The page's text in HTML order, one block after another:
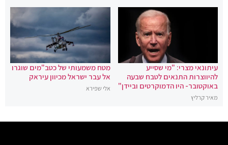
עיתונאי מצרי: "מי שסייע
להיווצרות התנאים לטבח שבעה
באוקטובר- היו הדמוקרטים וביידן"
מאיר קרליץ
מטח משמעותי של כטב"מים שוגרו
אל עבר ישראל מכיוון עיראק
אלי שפירא